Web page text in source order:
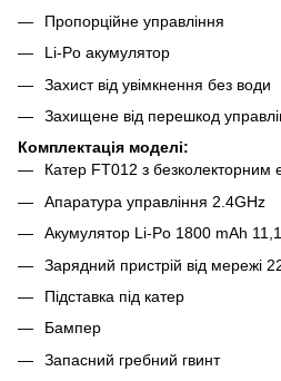
Пропорційне управління
Li-Po акумулятор
Захист від увімкнення без води
Захищене від перешкод
Комплектація моделі:
Катер FT012 з безколекторним
Апаратура управління 2.4GHz
Акумулятор Li-Po 1800 mAh
Зарядний пристрій від мережі
Підставка під катер
Бампер
Запасний гребний гвинт